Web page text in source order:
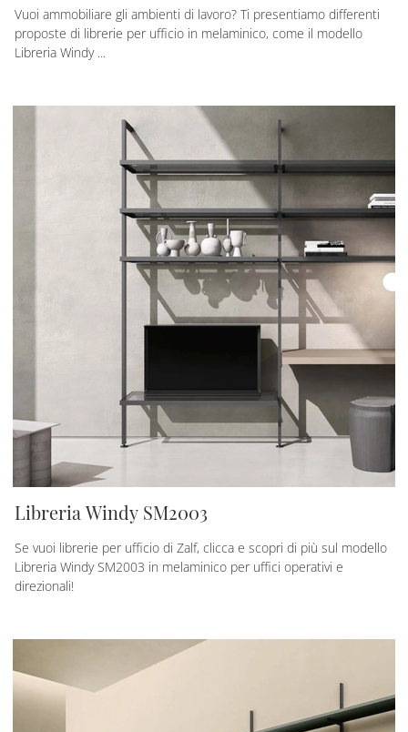
Vuoi ammobiliare gli ambienti di lavoro? Ti presentiamo differenti
proposte di librerie per ufficio in melaminico, come il modello
Libreria Windy ...
Libreria Windy SM2003
Se vuoi librerie per ufficio di Zalf, clicca e scopri di più sul modello
Libreria Windy SM2003 in melaminico per uffici operativi e
direzionali!